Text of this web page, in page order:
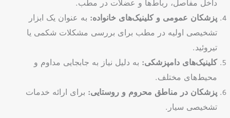
داخل مفاصل، رباط‌ها و عضلات در مطب.
پزشکان عمومی و کلینیک‌های خانواده: به عنوان یک ابزار
تشخیصی اولیه در مطب برای بررسی مشکلات شکمی یا
تیروئید.
کلینیک‌های دامپزشکی: به دلیل نیاز به جابجایی مداوم و
محیط‌های مختلف.
پزشکان در مناطق محروم و روستایی: برای ارائه خدمات
تشخیصی سیار.